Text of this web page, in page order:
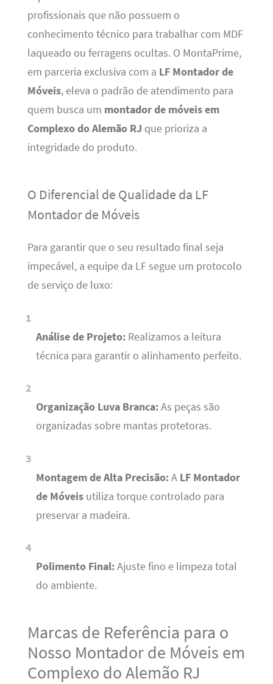
profissionais que não possuem o
conhecimento técnico para trabalhar com MDF
laqueado ou ferragens ocultas. O MontaPrime,
em parceria exclusiva com a LF Montador de
Móveis, eleva o padrão de atendimento para
quem busca um montador de móveis em
Complexo do Alemão RJ que prioriza a
integridade do produto.
O Diferencial de Qualidade da LF
Montador de Móveis
Para garantir que o seu resultado final seja
impecável, a equipe da LF segue um protocolo
de serviço de luxo:
Análise de Projeto:Realizamos a leitura
técnica para garantir o alinhamento perfeito.
Organização Luva Branca:As peças são
organizadas sobre mantas protetoras.
Montagem de Alta Precisão:A LF Montador
de Móveisutiliza torque controlado para
preservar a madeira.
Polimento Final:Ajuste fino e limpeza total
do ambiente.
Marcas de Referência para o
Nosso Montador de Móveis em
Complexo do Alemão RJ